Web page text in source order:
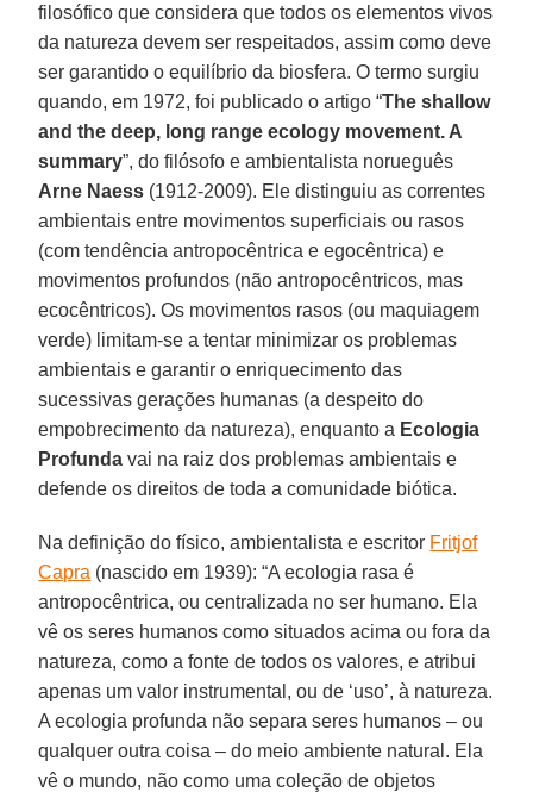
filosófico que considera que todos os elementos vivos
da natureza devem ser respeitados, assim como deve
ser garantido o equilíbrio da biosfera. O termo surgiu
quando, em 1972, foi publicado o artigo “The shallow
and the deep, long range ecology movement. A
summary”, do filósofo e ambientalista norueguês
Arne Naess (1912-2009). Ele distinguiu as correntes
ambientais entre movimentos superficiais ou rasos
(com tendência antropocêntrica e egocêntrica) e
movimentos profundos (não antropocêntricos, mas
ecocêntricos). Os movimentos rasos (ou maquiagem
verde) limitam-se a tentar minimizar os problemas
ambientais e garantir o enriquecimento das
sucessivas gerações humanas (a despeito do
empobrecimento da natureza), enquanto a Ecologia
Profunda vai na raiz dos problemas ambientais e
defende os direitos de toda a comunidade biótica.
Na definição do físico, ambientalista e escritor Fritjof
Capra (nascido em 1939): “A ecologia rasa é
antropocêntrica, ou centralizada no ser humano. Ela
vê os seres humanos como situados acima ou fora da
natureza, como a fonte de todos os valores, e atribui
apenas um valor instrumental, ou de ‘uso’, à natureza.
A ecologia profunda não separa seres humanos – ou
qualquer outra coisa – do meio ambiente natural. Ela
vê o mundo, não como uma coleção de objetos